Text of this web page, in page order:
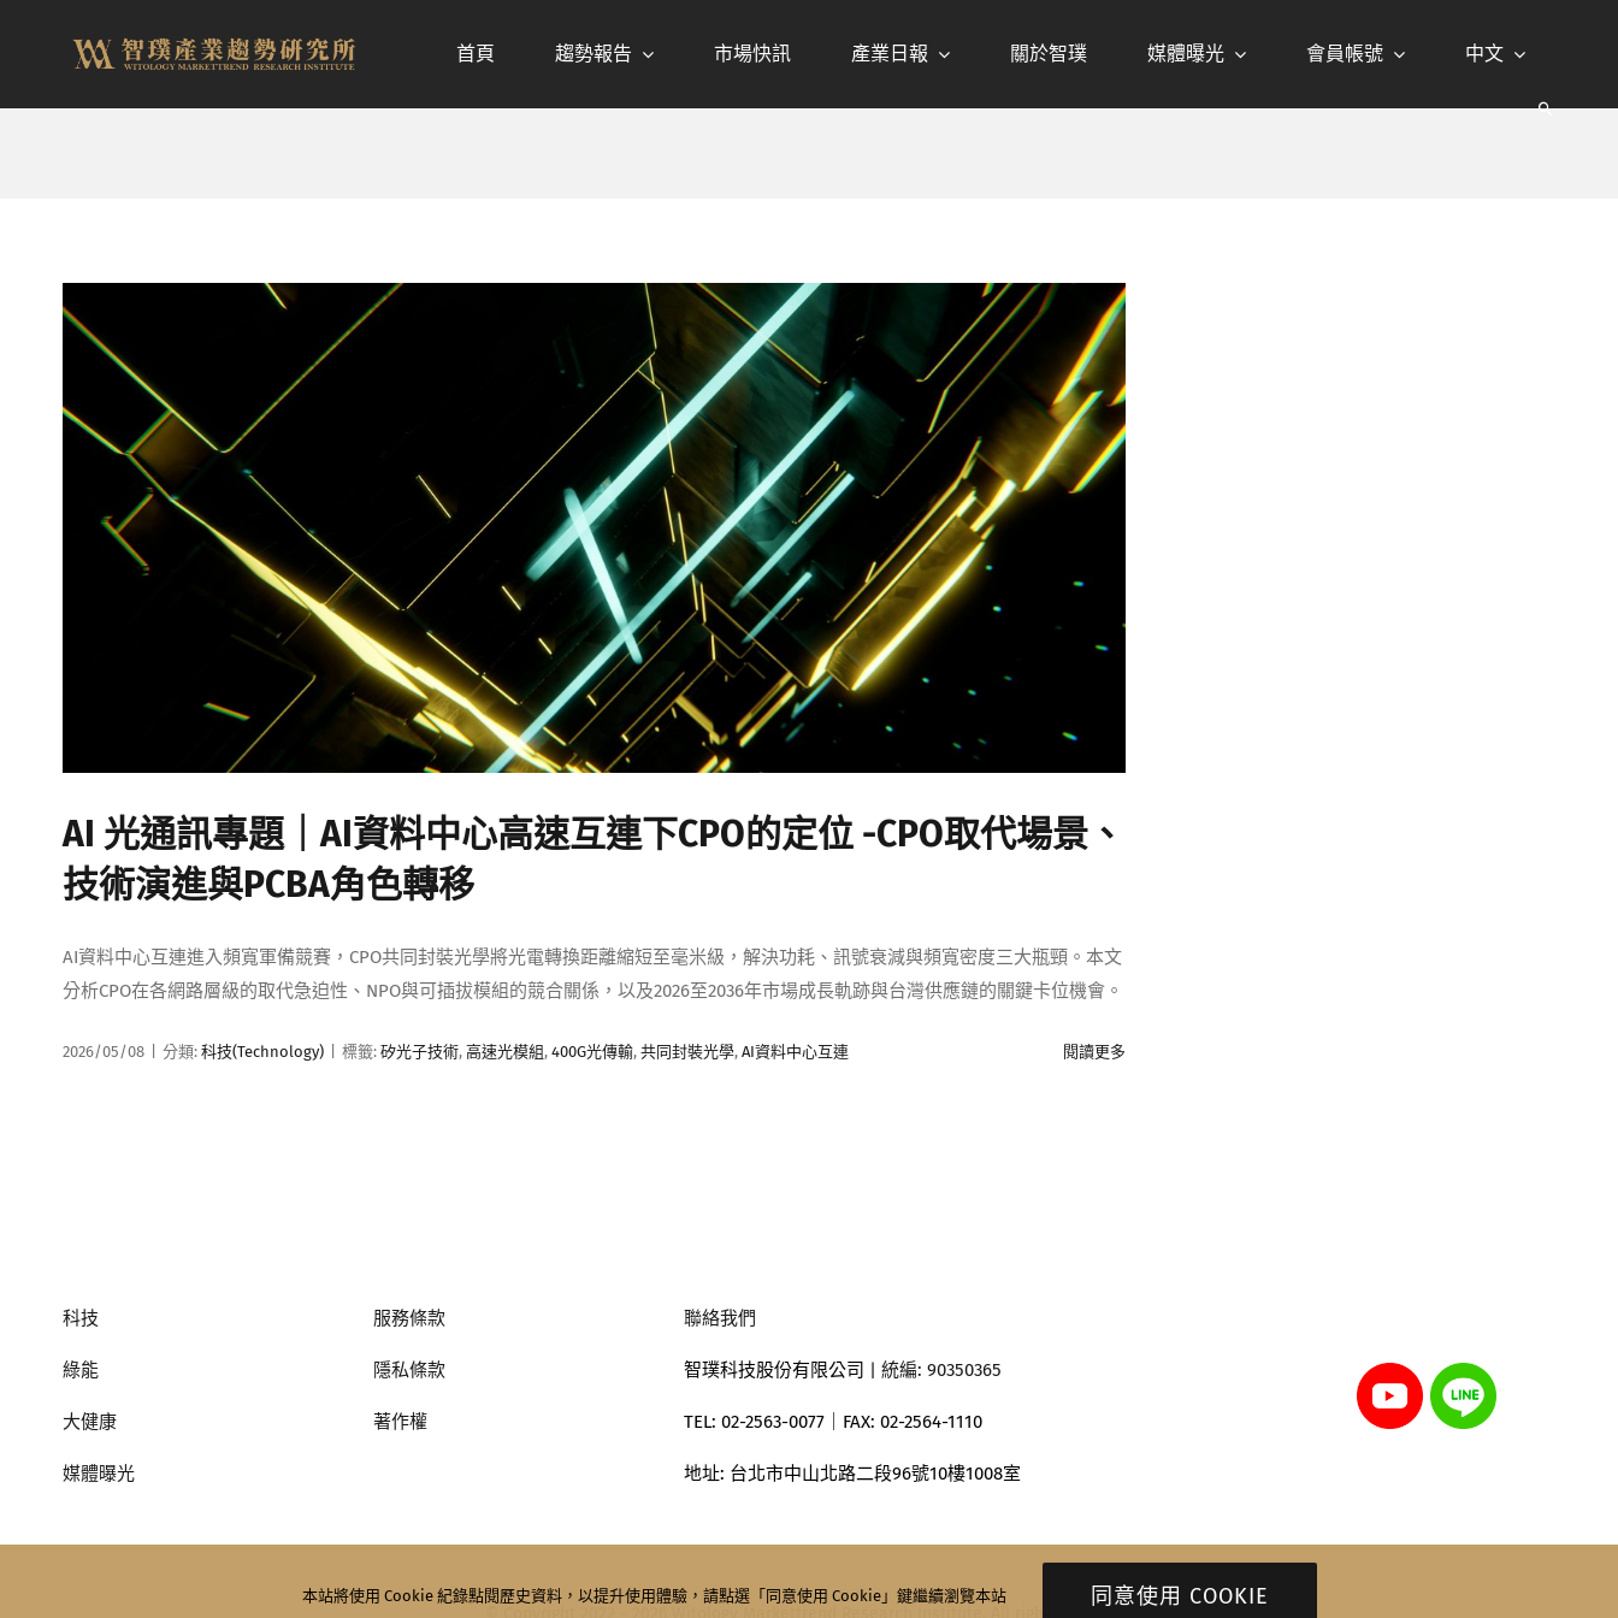
首頁 趨勢報告 市場快訊 產業日報 關於智璞 媒體曝光 會員帳號 中文
AI 光通訊專題｜AI資料中心高速互連下CPO的定位 -CPO取代場景、
技術演進與PCBA角色轉移
AI資料中心互連進入頻寬軍備競賽，CPO共同封裝光學將光電轉換距離縮短至毫米級，解決功耗、訊號衰減與頻寬密度三大瓶頸。本文
分析CPO在各網路層級的取代急迫性、NPO與可插拔模組的競合關係，以及2026至2036年市場成長軌跡與台灣供應鏈的關鍵卡位機會。
2026/05/08 分類: 科技(Technology) 標籤: 矽光子技術, 高速光模組, 400G光傳輸, 共同封裝光學, AI資料中心互連 閱讀更多
科技
綠能
大健康
媒體曝光
服務條款
隱私條款
著作權
聯絡我們
智璞科技股份有限公司 | 統編: 90350365
TEL: 02-2563-0077｜ FAX: 02-2564-1110
地址: 台北市中山北路二段96號10樓1008室
本站將使用 Cookie 紀錄點閱歷史資料，以提升使用體驗，請點選「同意使用 Cookie」鍵繼續瀏覽本站 同意使用 COOKIE